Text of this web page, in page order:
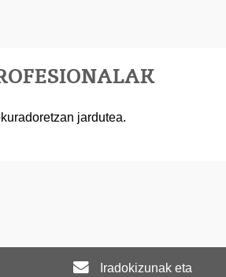
jardutea.
Iradokizunak eta